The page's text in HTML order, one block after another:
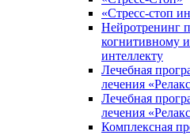
«Стресс-стоп
Нейротренинг
когнитивному
интеллекту
Лечебная
лечения
Лечебная
лечения
Комплексная